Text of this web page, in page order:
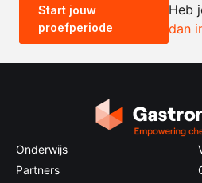
0.5x 1x 2x
Start jouw
proefperiode
Heb
dan
Onderwijs
Partners